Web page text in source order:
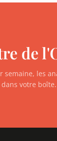
de
semaine, les
votre boîte.